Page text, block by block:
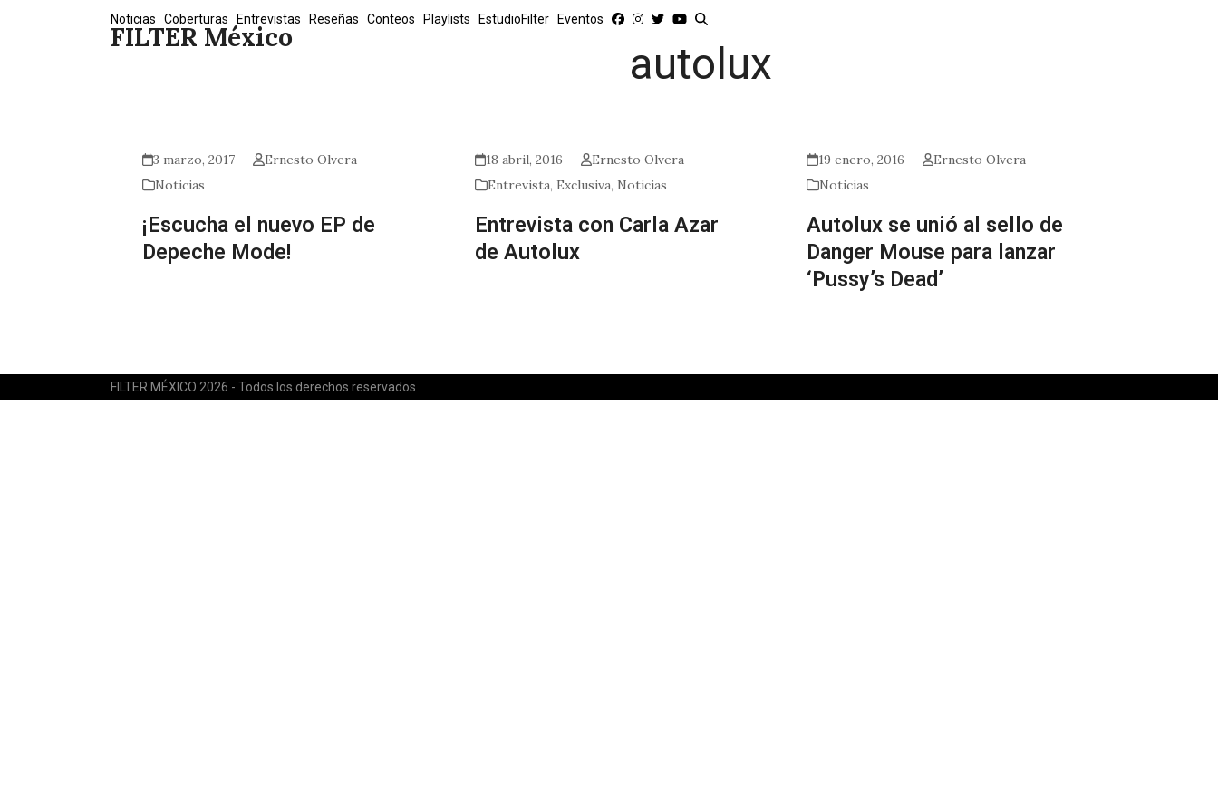
FILTER México
Noticias Coberturas Entrevistas Reseñas Conteos Playlists EstudioFilter Eventos
autolux
3 marzo, 2017
Ernesto Olvera
Noticias
¡Escucha el nuevo EP de
Depeche Mode!
18 abril, 2016
Ernesto Olvera
Entrevista, Exclusiva, Noticias
Entrevista con Carla Azar
de Autolux
19 enero, 2016
Ernesto Olvera
Noticias
Autolux se unió al sello de
Danger Mouse para lanzar
‘Pussy’s Dead’
FILTER MÉXICO 2026 - Todos los derechos reservados